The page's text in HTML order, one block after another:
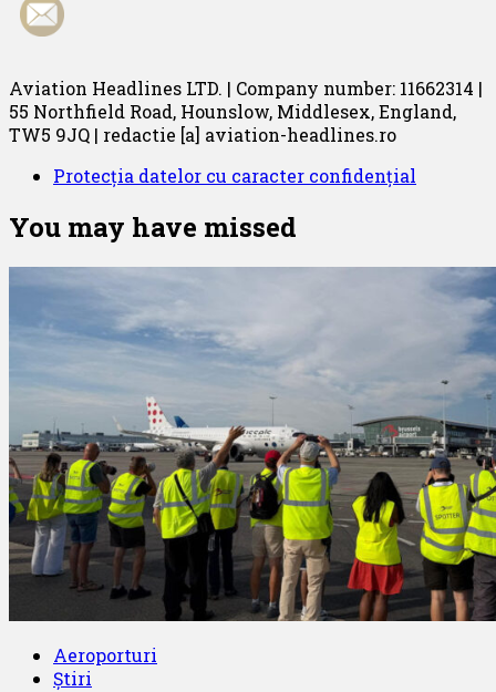
Aviation Headlines LTD. | Company number: 11662314 |
55 Northfield Road, Hounslow, Middlesex, England,
TW5 9JQ | redactie [a] aviation-headlines.ro
Protecția datelor cu caracter confidențial
You may have missed
Aeroporturi
Știri